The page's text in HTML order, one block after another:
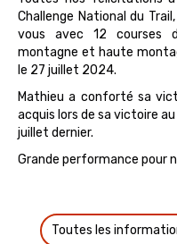
Challenge National du
vous avec 12 courses
montagne et haute
le 27 juillet 2024.
Mathieu a conforté sa
acquis lors de sa victoire
juillet dernier.
Grande performance pour
Toutes les